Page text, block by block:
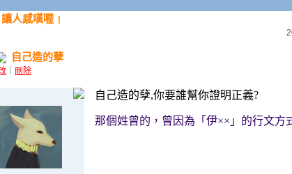
人感嘆喔﹗
自己造的孽
刪除
自己造的孽,你要誰幫你證明正義?
那個姓曾的，曾因為「伊××」的行文方